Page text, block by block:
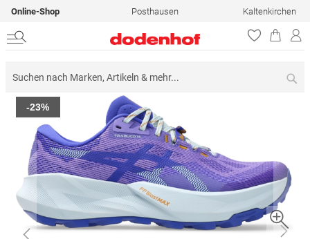
Online-Shop Posthausen Kaltenkirchen
Zum
Ende
Bildergalerie
springen
-23%